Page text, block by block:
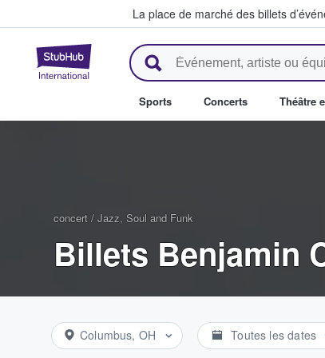
La place de marché des billets
StubHub - Où les fans
Sports Concerts Théâtre
concert / Jazz, Soul and Funk
Billets Benjamin
Columbus, OH Toutes les dates